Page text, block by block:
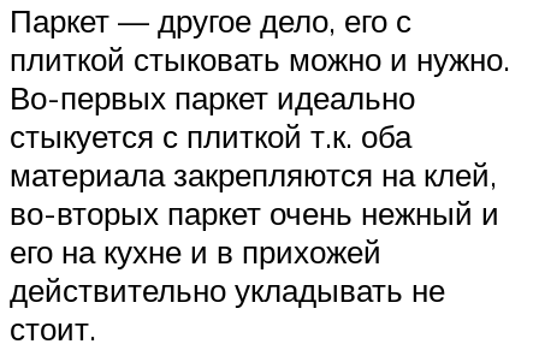
Паркет — другое дело, его с
плиткой стыковать можно и нужно.
Во-первых паркет идеально
стыкуется с плиткой т.к. оба
материала закрепляются на клей,
во-вторых паркет очень нежный и
его на кухне и в прихожей
действительно укладывать не
стоит.